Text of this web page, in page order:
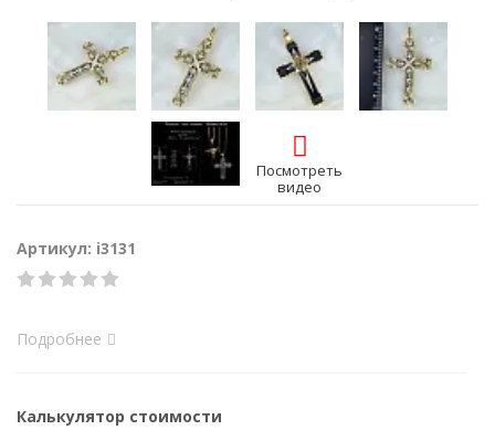
Посмотреть
видео
Артикул: i3131
Подробнее
Калькулятор стоимости